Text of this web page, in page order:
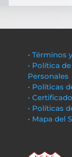
• Términos
• Política
Personales
• Políticas
•
• Políticas
• Mapa del